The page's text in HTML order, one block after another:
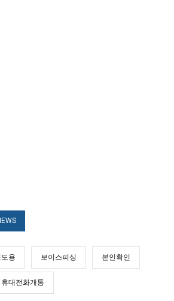
용 보이스피싱 본인확인
휴대전화개통